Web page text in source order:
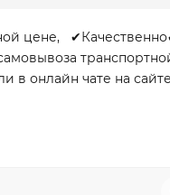
цене,
в онлайн чате на